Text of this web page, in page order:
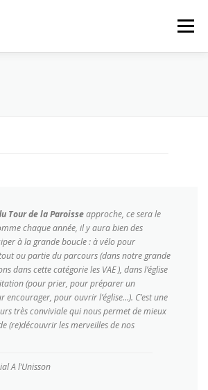
Menu
Tour de la Paroisseapproche, ce sera le
chaque année, il y aura bien des
à la grande boucle : à vélo pour
ou partie du parcours (dans notre grande
dans cette catégorie les VAE ), dans l’église
(pour prier, pour préparer un
pour ouvrir l’église…). C’est une
très conviviale qui nous permet de mieux
(re)découvrir les merveilles de nos
A l’Unisson